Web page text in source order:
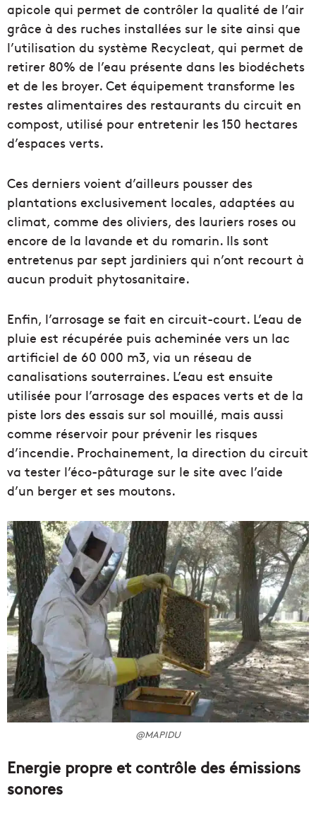
apicole qui permet de contrôler la qualité de l’air
grâce à des ruches installées sur le site ainsi que
l’utilisation du système Recycleat, qui permet de
retirer 80% de l’eau présente dans les biodéchets
et de les broyer. Cet équipement transforme les
restes alimentaires des restaurants du circuit en
compost, utilisé pour entretenir les 150 hectares
d’espaces verts.
Ces derniers voient d’ailleurs pousser des
plantations exclusivement locales, adaptées au
climat, comme des oliviers, des lauriers roses ou
encore de la lavande et du romarin. Ils sont
entretenus par sept jardiniers qui n’ont recourt à
aucun produit phytosanitaire.
Enfin, l’arrosage se fait en circuit-court. L’eau de
pluie est récupérée puis acheminée vers un lac
artificiel de 60 000 m3, via un réseau de
canalisations souterraines. L’eau est ensuite
utilisée pour l’arrosage des espaces verts et de la
piste lors des essais sur sol mouillé, mais aussi
comme réservoir pour prévenir les risques
d’incendie. Prochainement, la direction du circuit
va tester l’éco-pâturage sur le site avec l’aide
d’un berger et ses moutons.
@MAPIDU
Energie propre et contrôle des émissions
sonores